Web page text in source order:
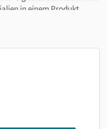
in einem Produkt.
vereinfacht er Ihre